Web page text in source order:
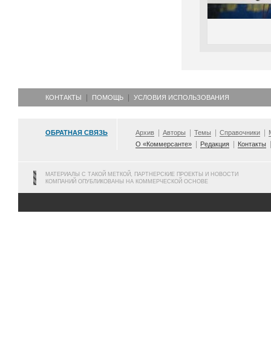
КОНТАКТЫ ПОМОЩЬ УСЛОВИЯ ИСПОЛЬЗОВАНИЯ
ОБРАТНАЯ СВЯЗЬ Архив Авторы Темы Справочники
О «Коммерсанте»
Редакция Контакты
МАТЕРИАЛЫ С ТАКОЙ МЕТКОЙ, ПАРТНЕРСКИЕ ПРОЕКТЫ И НОВОСТИ
КОМПАНИЙ ОПУБЛИКОВАНЫ НА КОММЕРЧЕСКОЙ ОСНОВЕ